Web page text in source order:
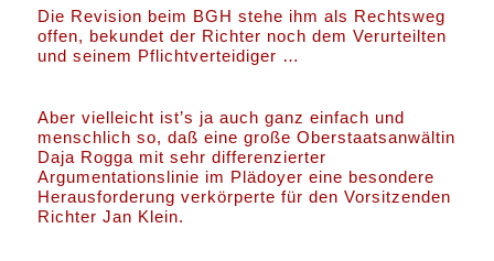
Die Revision beim BGH stehe ihm als Rechtsweg
offen, bekundet der Richter noch dem Verurteilten
und seinem Pflichtverteidiger …
Aber vielleicht ist’s ja auch ganz einfach und
menschlich so, daß eine große Oberstaatsanwältin
Daja Rogga mit sehr differenzierter
Argumentationslinie im Plädoyer eine besondere
Herausforderung verkörperte für den Vorsitzenden
Richter Jan Klein.